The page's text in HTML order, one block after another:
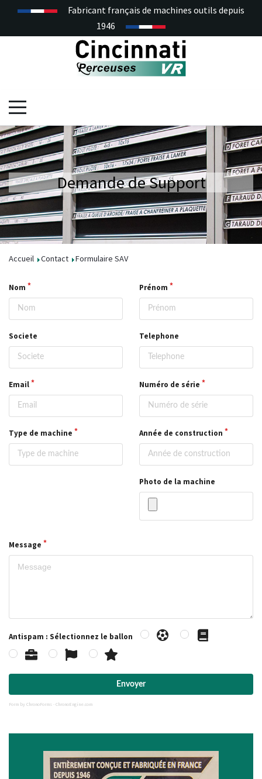
Fabricant français de machines outils depuis
1946
Demande de Support
Accueil Contact Formulaire SAV
Nom
Societe
Email
Type de machine
Prénom
Telephone
Numéro de série
Année de construction
Photo de la machine
Message
Antispam : Sélectionnez le ballon
Envoyer
Form by ChronoForms - ChronoEngine.com